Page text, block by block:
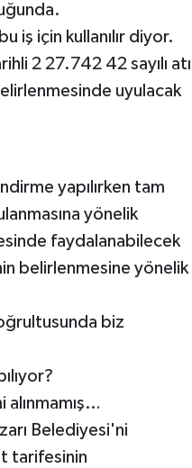
iş için kullanılır diyor.
2 27.742 42 sayılı
uyulacak
yapılırken tam
yönelik
faydalanabilecek
belirlenmesine yönelik
biz
Belediyesi'ni
tarifesinin